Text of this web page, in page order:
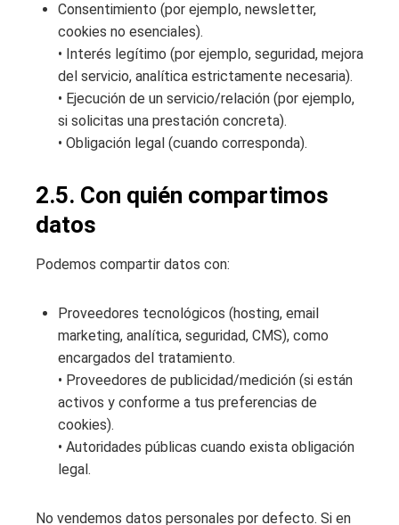
Consentimiento (por ejemplo, newsletter,
cookies no esenciales).
• Interés legítimo (por ejemplo, seguridad, mejora
del servicio, analítica estrictamente necesaria).
• Ejecución de un servicio/relación (por ejemplo,
si solicitas una prestación concreta).
• Obligación legal (cuando corresponda).
2.5. Con quién compartimos
datos
Podemos compartir datos con:
Proveedores tecnológicos (hosting, email
marketing, analítica, seguridad, CMS), como
encargados del tratamiento.
• Proveedores de publicidad/medición (si están
activos y conforme a tus preferencias de
cookies).
• Autoridades públicas cuando exista obligación
legal.
No vendemos datos personales por defecto. Si en